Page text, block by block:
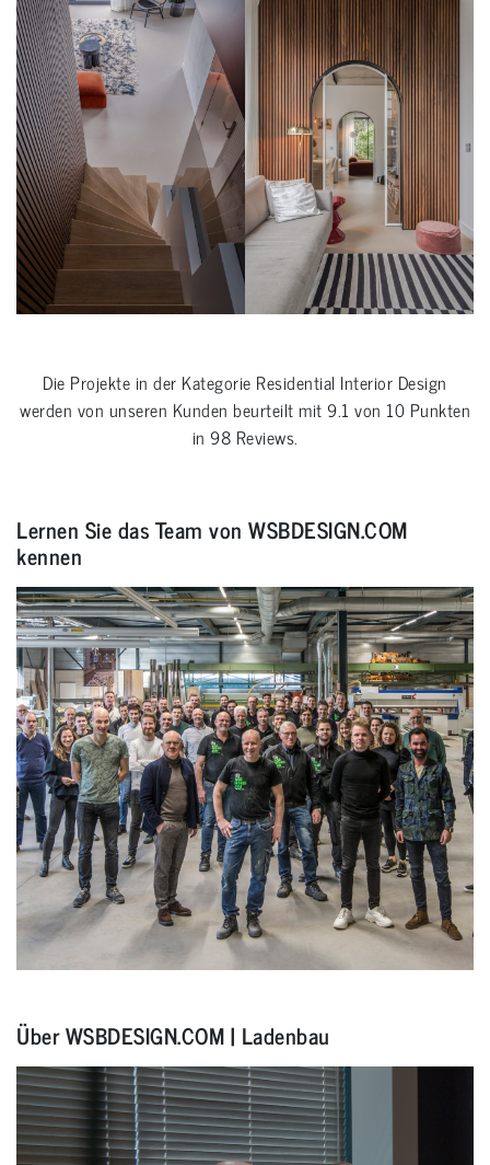
Die Projekte in der Kategorie Residential Interior Design
werden von unseren Kunden beurteilt mit9.1 von 10 Punkten
in 98 Reviews.
Lernen Sie das Team von WSBDESIGN.COM
kennen
Über WSBDESIGN.COM | Ladenbau